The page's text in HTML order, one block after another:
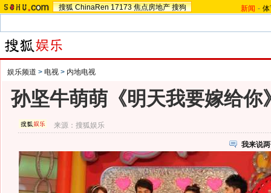
搜狐 ChinaRen 17173 焦点房地产 搜狗 新闻 -
娱乐频道 > 电视 > 内地电视
孙坚牛萌萌《明天我要嫁给你
来源：搜狐娱乐
我来说